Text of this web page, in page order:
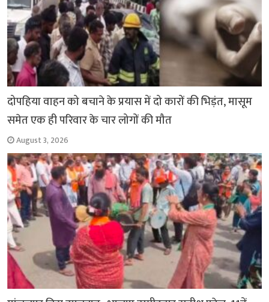
दोपहिया वाहन को बचाने के प्रयास में दो कारों की भिड़ंत, मासूम
समेत एक ही परिवार के चार लोगों की मौत
August 3, 2026